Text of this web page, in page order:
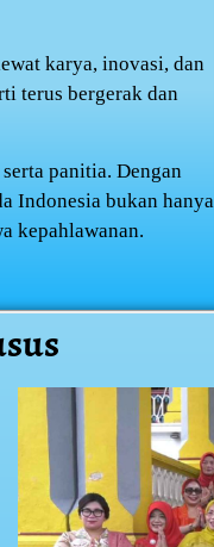
karya, inovasi, dan
terus bergerak dan
panitia. Dengan
Indonesia bukan hanya
kepahlawanan.